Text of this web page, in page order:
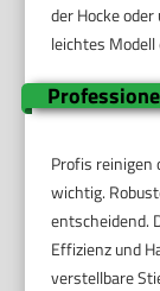
der Hocke
leichtes
Profis reinigen
wichtig.
entscheidend.
Effizienz und
verstellbare